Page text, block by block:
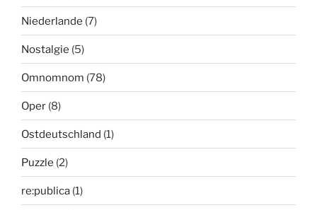
Niederlande (7)
Nostalgie (5)
Omnomnom (78)
Oper (8)
Ostdeutschland (1)
Puzzle (2)
re:publica (1)